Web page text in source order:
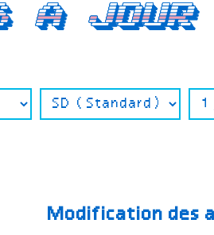
a jour
Modification des